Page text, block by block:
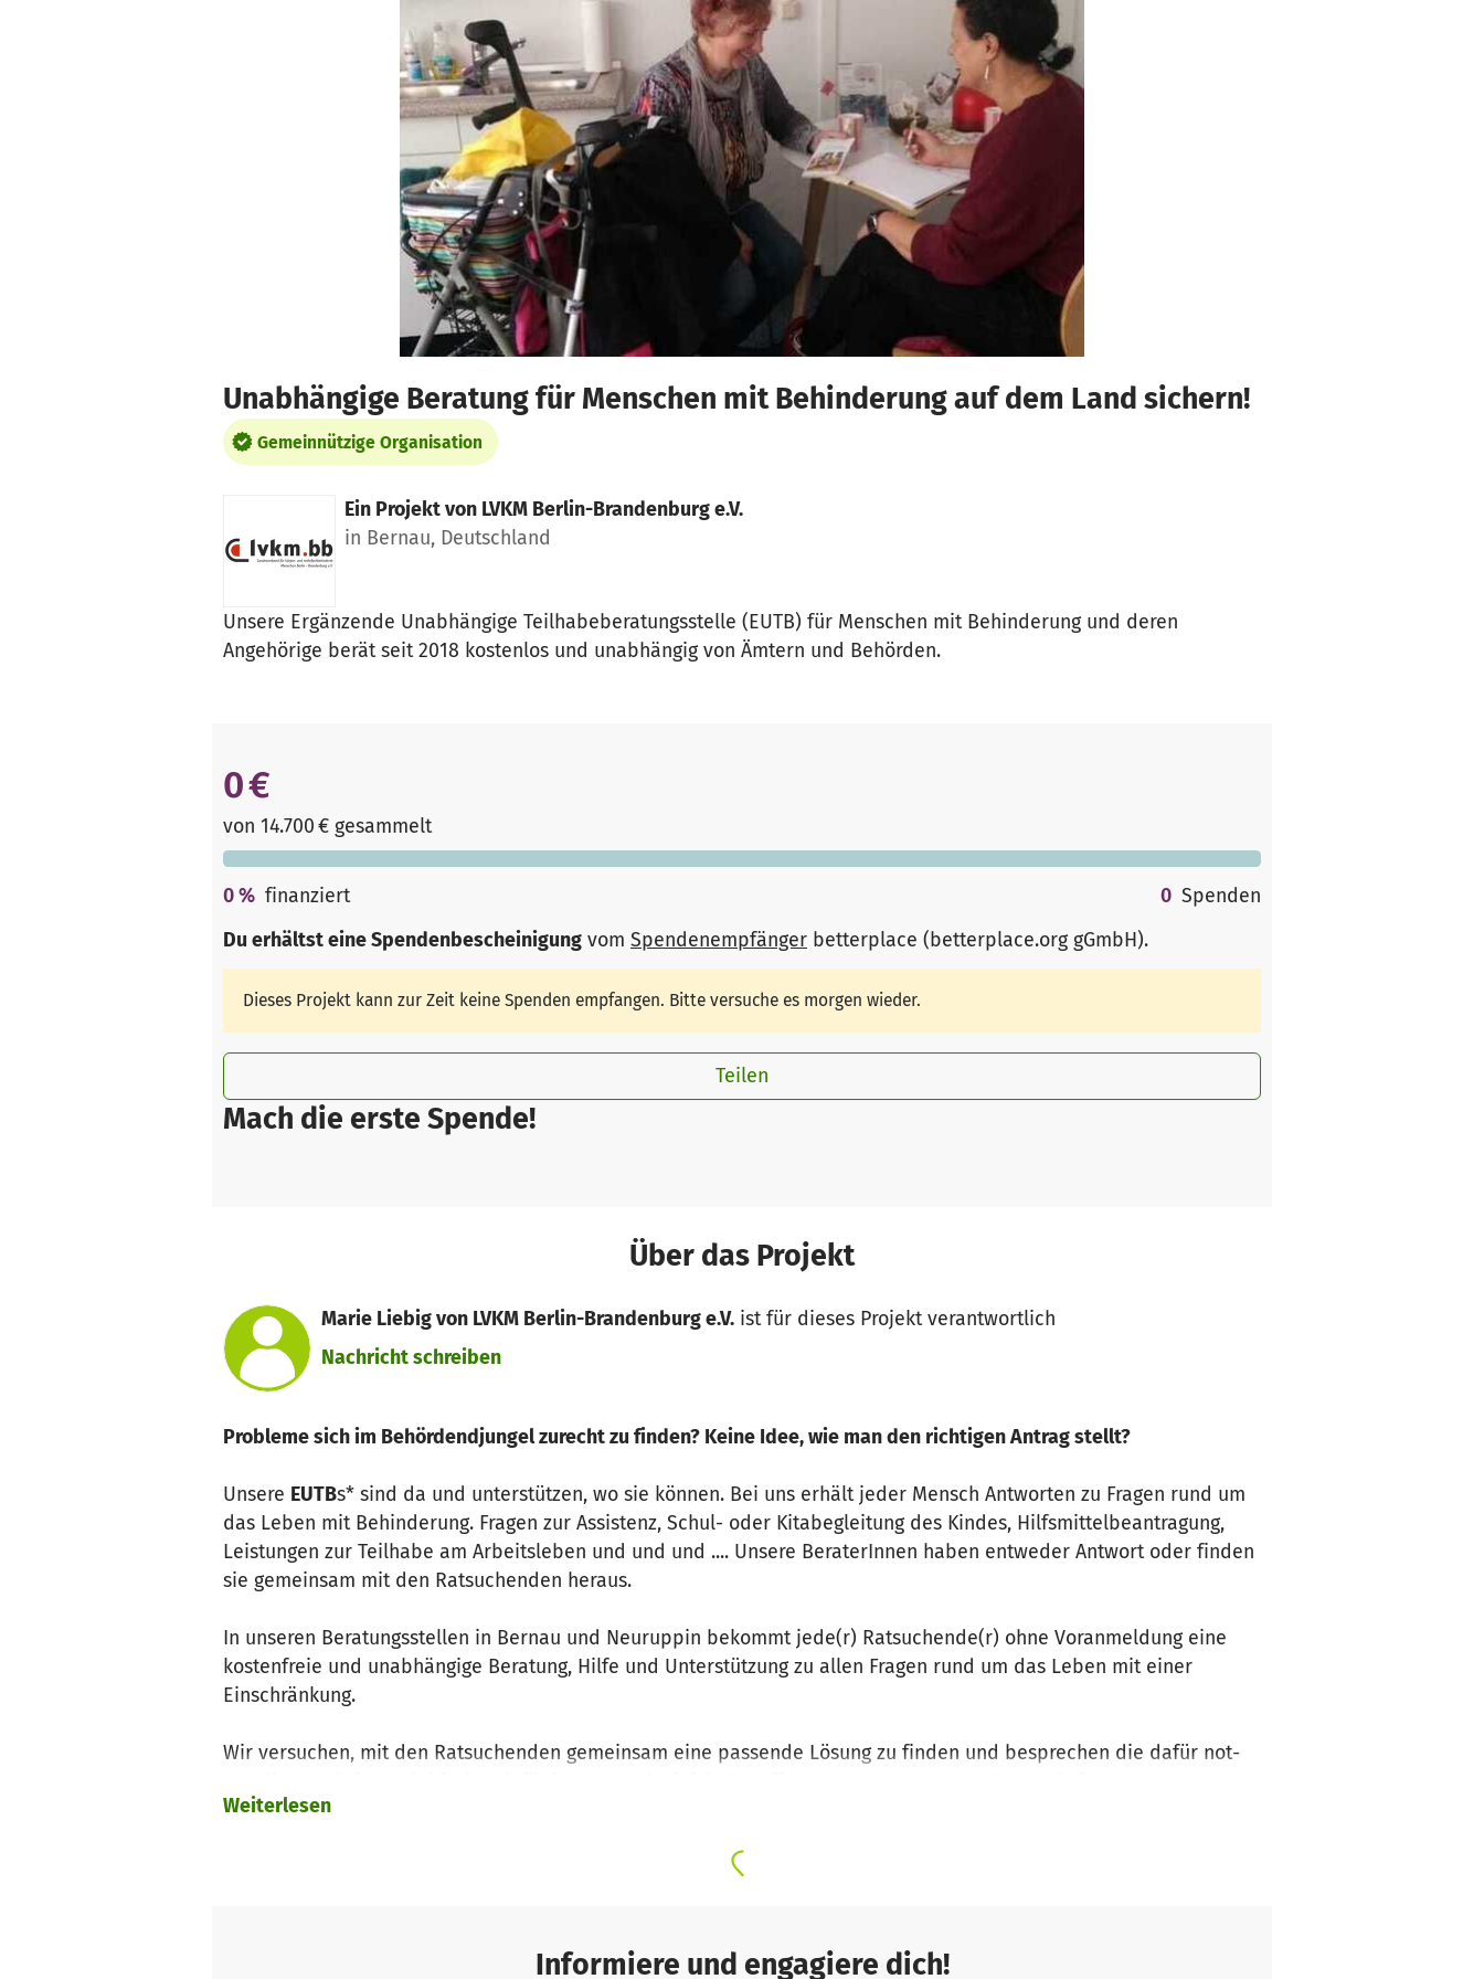
Unabhängige Beratung für Menschen mit Behinderung auf dem Land sichern!
Gemeinnützige Organisation
Ein Projekt von LVKM Berlin-Brandenburg e.V.
in Bernau, Deutschland
Unsere Ergänzende Unabhängige Teilhabeberatungsstelle (EUTB) für Menschen mit Behinderung und deren
Angehörige berät seit 2018 kostenlos und unabhängig von Ämtern und Behörden.
Mach die erste Spende!
0 €
von 14.700 € gesammelt
0% finanziert 0 Spenden
Du erhältst eine Spendenbescheinigung vom Spendenempfänger betterplace (betterplace.org gGmbH).
Dieses Projekt kann zur Zeit keine Spenden empfangen. Bitte versuche es morgen wieder.
Teilen
Über das Projekt
Marie Liebig von LVKM Berlin-Brandenburg e.V.ist für dieses Projekt verantwortlich
Nachricht schreiben
Probleme sich im Behördendjungel zurecht zu finden? Keine Idee, wie man den richtigen Antrag stellt?
Unsere EUTBs* sind da und unterstützen, wo sie können. Bei uns erhält jeder Mensch Antworten zu Fragen rund um
das Leben mit Behinderung. Fragen zur Assistenz, Schul- oder Kitabegleitung des Kindes, Hilfsmittelbeantragung,
Leistungen zur Teilhabe am Arbeitsleben und und und .... Unsere BeraterInnen haben entweder Antwort oder finden
sie gemeinsam mit den Ratsuchenden heraus.
In unseren Beratungs­stellen in Bernau und Neuruppin bekommt jede(r) Ratsuchende(r) ohne Vor­anmeldung eine
kostenfreie und unabhängige Beratung, Hilfe und Unterstützung zu allen Fragen rund um das Leben mit einer
Einschränkung.
Wir versuchen, mit den Ratsuchenden gemeinsam eine passende Lösung zu finden und besprechen die dafür not­
BeraterInnen achten darauf, dass Beratungen Begegnungen auf Augen­höhe sind und ein einfühl­samer und respekt­
Weiterlesen
Informiere und engagiere dich!